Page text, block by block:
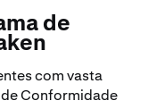
de
com vasta
Conformidade